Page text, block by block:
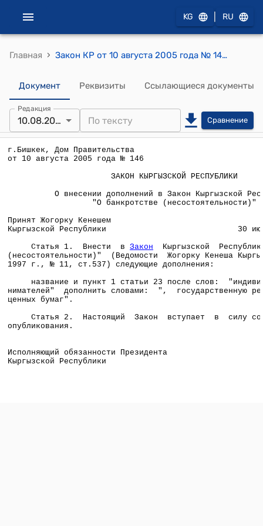
KG RU
Главная › Закон КР от 10 августа 2005 года № 146 "О внесении дополнений в Закон Кыргызской Республики "О банкротстве (несостоятельности)"
Документ Реквизиты Ссылающиеся документы
Редакция
10.08.2005 Сравнение